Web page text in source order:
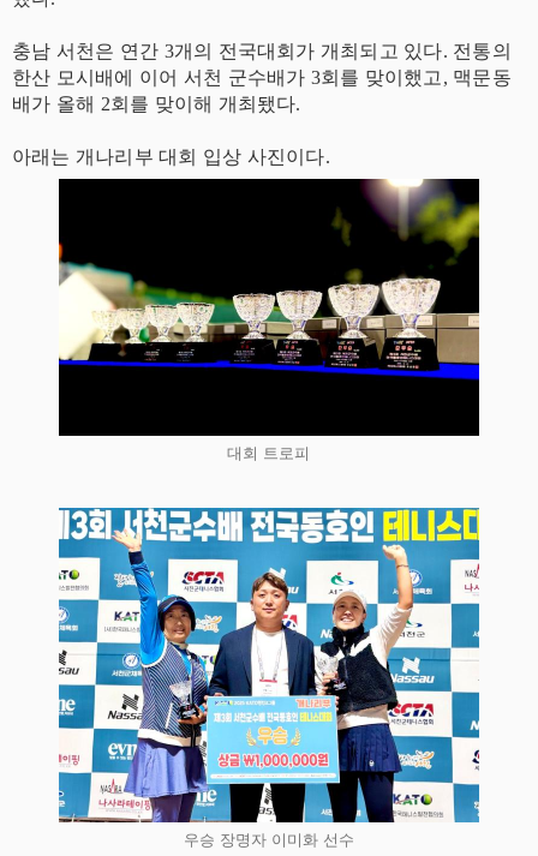
충남 서천은 연간 3개의 전국대회가 개최되고 있다. 전통의
한산 모시배에 이어 서천 군수배가 3회를 맞이했고, 맥문동
배가 올해 2회를 맞이해 개최됐다.
아래는 개나리부 대회 입상 사진이다.
대회 트로피
우승 장명자 이미화 선수